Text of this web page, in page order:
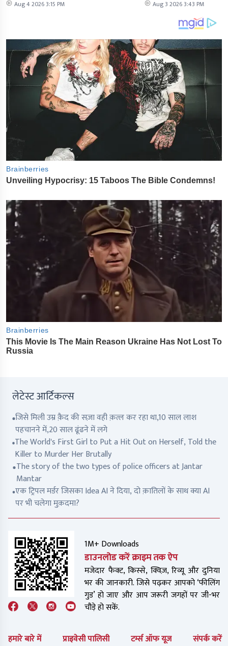
Aug 4 2026 3:15 PM Aug 3 2026 3:43 PM
लेटेस्ट आर्टिकल्स
जिसे मिली उम्र क़ैद की सज़ा वही क़त्ल कर रहा था,10 साल लाश
पहचानने में,20 साल ढूंढने में लगे
The World's First Girl to Put a Hit Out on Herself, Told the
Killer to Murder Her Brutally
The story of the two types of police officers at Jantar
Mantar
एक ट्रिपल मर्डर जिसका Idea AI ने दिया, दो क़ातिलों के साथ क्या AI
पर भी चलेगा मुक़दमा?
1M+ Downloads
डाउनलोड करें क्राइम तक ऐप
मजेदार फैक्ट, किस्से, क्विज़, रिव्यू और दुनिया
भर की जानकारी. जिसे पढ़कर आपको ‘फीलिंग
गुड’ हो जाए और आप जरूरी जगहों पर जी-भर
चौड़े हो सकें.
हमारे बारे में प्राइवेसी पालिसी टर्म्स ऑफ यूज संपर्क करें